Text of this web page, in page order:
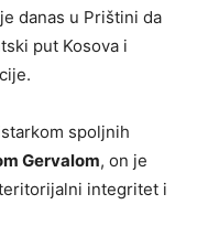
danas u Prištini da
put Kosova i
spoljnih
Gervalom, on je
integritet i